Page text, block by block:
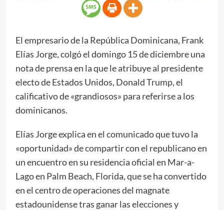
El empresario de la República Dominicana, Frank
Elías Jorge, colgó el domingo 15 de diciembre una
nota de prensa en la que le atribuye al presidente
electo de Estados Unidos, Donald Trump, el
calificativo de «grandiosos» para referirse a los
dominicanos.
Elías Jorge explica en el comunicado que tuvo la
«oportunidad» de compartir con el republicano en
un encuentro en su residencia oficial en Mar-a-
Lago en Palm Beach, Florida, que se ha convertido
en el centro de operaciones del magnate
estadounidense tras ganar las elecciones y